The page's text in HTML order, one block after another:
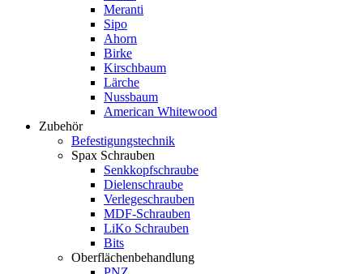
Meranti
Sipo
Ahorn
Birke
Kirschbaum
Lärche
Nussbaum
American Whitewood
Zubehör
Befestigungstechnik
Spax Schrauben
Senkkopfschraube
Dielenschraube
Verlegeschrauben
MDF-Schrauben
LiKo Schrauben
Bits
Oberflächenbehandlung